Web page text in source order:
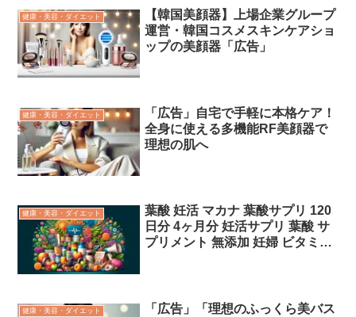
健康・美容・ダイエット
【韓国美顔器】上場企業グループ
運営・韓国コスメスキンケアショ
ップの美顔器「広告」
健康・美容・ダイエット
「広告」自宅で手軽に本格ケア！
全身に使える多機能RF美顔器で
理想の肌へ
健康・美容・ダイエット
葉酸 妊活 マカナ 葉酸サプリ 120
日分 4ヶ月分 妊活サプリ 葉酸 サ
プリメント 無添加 妊婦 ビタミン
健康・美容・ダイエット
「広告」「理想のふっくら美バス